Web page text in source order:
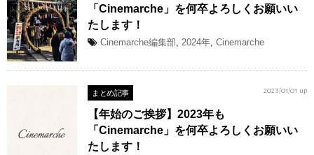
「Cinemarche」を何卒よろしくお願いい
たします！
Cinemarche編集部, 2024年, Cinemarche
まとめ記事 2023/01/01 up
【年始のご挨拶】2023年も
「Cinemarche」を何卒よろしくお願いい
たします！